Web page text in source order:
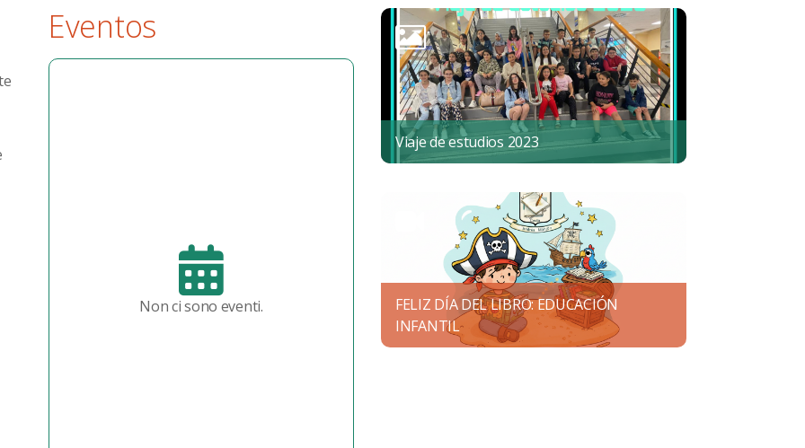
Eventos
Non ci sono eventi.
Viaje de estudios 2023
FELIZ DÍA DEL LIBRO: EDUCACIÓN
INFANTIL